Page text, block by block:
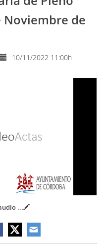
Noviembre de
10/11/2022 11:00h
...